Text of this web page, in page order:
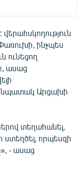
ինչպես
ունեցող
ասաց
նպատակ Արցախի
տեղահանել,
որպեսզի
- ասաց